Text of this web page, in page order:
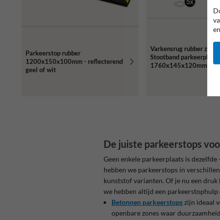
Parkeerstop rubber
1200x150x100mm - reflecterend
geel of wit
Varkensrug rubber
Stootband parkeerplaats
1760x145x120mm -
De juiste parkeerstops
Geen enkele parkeerplaats is
hebben we parkeerstops in
kunststof varianten. Of je nu een
we hebben altijd een
Betonnen parkeerstopszijn ideaal
openbare zones waar